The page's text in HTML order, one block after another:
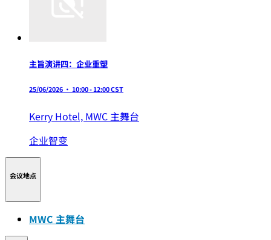
主旨演讲四：企业重塑
25/06/2026 • 10:00 - 12:00 CST
Kerry Hotel, MWC 主舞台
企业智变
会议地点
MWC 主舞台